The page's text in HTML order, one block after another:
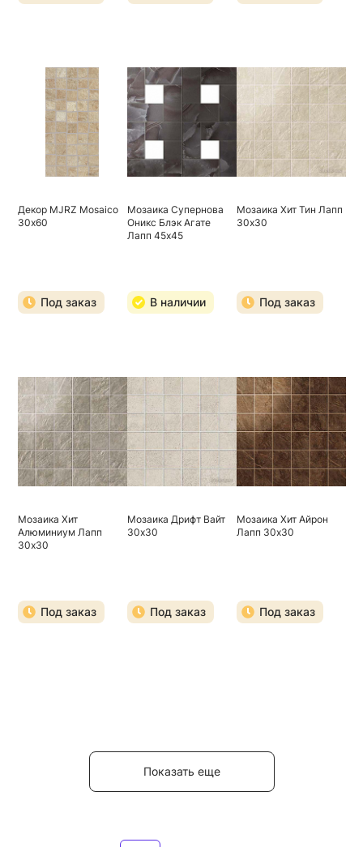
Декор MJRZ Mosaico
30х60
Под заказ
Мозаика Супернова
Оникс Блэк Агате
Лапп 45х45
В наличии
Мозаика Хит Тин Лапп
30х30
Под заказ
Мозаика Хит
Алюминиум Лапп
30х30
Под заказ
Мозаика Дрифт Вайт
30х30
Под заказ
Мозаика Хит Айрон
Лапп 30х30
Под заказ
Показать еще